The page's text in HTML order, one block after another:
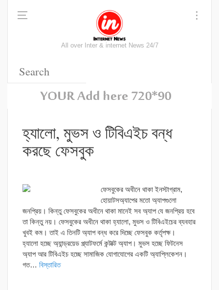
All over Inter & internet News 24/7
হ্যালো, মুভস ও টিবিএইচ বন্ধ
করছে ফেসবুক
ফেসবুকের অধীনে থাকা ইনস্টাগ্রাম,
হোয়াটসঅ্যাপের মতো অ্যাপগুলো
জনপ্রিয়। কিন্তু ফেসবুকের অধীনে থাকা মানেই সব অ্যাপ যে জনপ্রিয় হবে
তা কিন্তু নয়। ফেসবুকের অধীনে থাকা হ্যালো, মুভস ও টিবিএইচের ব্যবহার
খুবই কম। তাই এ তিনটি অ্যাপ বন্ধ করে দিচ্ছে ফেসবুক কর্তৃপক্ষ।
হ্যালো হচ্ছে অ্যান্ড্রয়েড প্ল্যাটফর্মে কন্টাক্ট অ্যাপ। মুভস হচ্ছে ফিটনেস
অ্যাপ আর টিবিএইচ হচ্ছে সামাজিক যোগাযোগের একটি অ্যাপ্লিকেশন।
গত… বিস্তারিত